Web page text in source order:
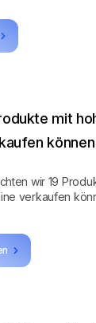
mit
können
wir 19
verkaufen